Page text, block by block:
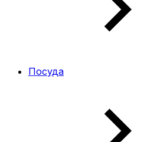
Посуда